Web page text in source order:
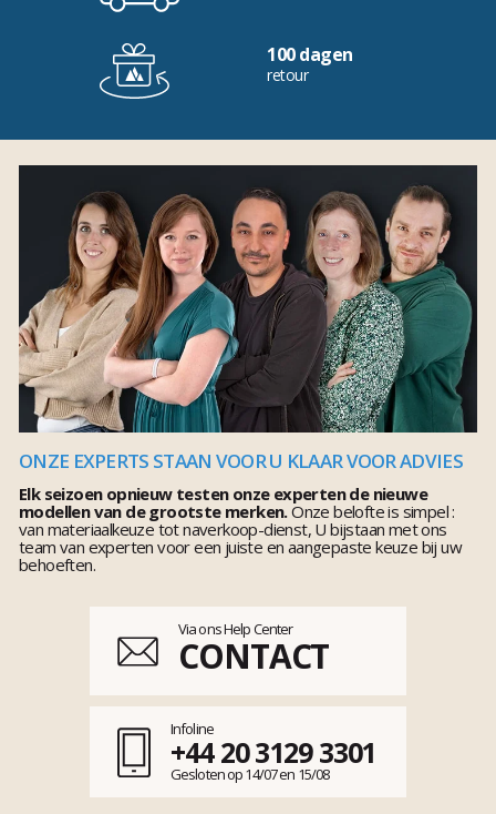
100 dagen
retour
ONZE EXPERTS STAAN VOOR U KLAAR VOOR ADVIES
Elk seizoen opnieuw testen onze experten de nieuwe
modellen van de grootste merken.Onze belofte is simpel :
van materiaalkeuze tot naverkoop-dienst, U bijstaan met ons
team van experten voor een juiste en aangepaste keuze bij uw
behoeften.
Via ons Help Center
CONTACT
Infoline
+44 20 3129 3301
Gesloten op 14/07 en 15/08